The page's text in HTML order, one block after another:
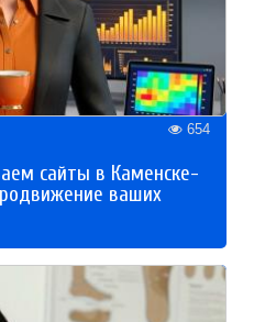
654
сайты в Каменске-
ваших